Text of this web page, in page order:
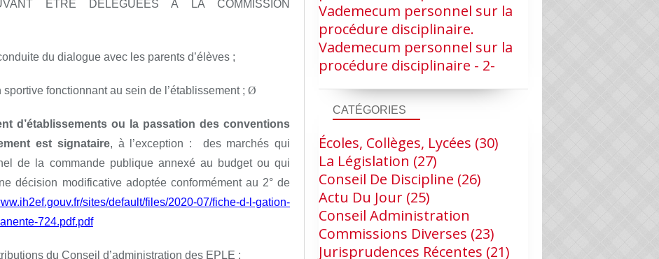
ETRE DELEGUEES A LA COMMISSION
du dialogue avec les parents d’élèves ;
sportive fonctionnant au sein de l’établissement ; Ø
d’établissements ou la passation des conventions
est signataire, à l’exception : des marchés qui
de la commande publique annexé au budget ou qui
décision modificative adoptée conformément au 2° de
sites/default/files/2020-07/fiche-d-l-gation-
724.pdf.pdf
du Conseil d’administration des EPLE :
Vademecum personnel sur la
procédure disciplinaire.
Vademecum personnel sur la
procédure disciplinaire - 2-
CATÉGORIES
Écoles, Collèges, Lycées (30)
La Législation (27)
Conseil De Discipline (26)
Actu Du Jour (25)
Conseil Administration
Commissions Diverses (23)
Jurisprudences Récentes (21)